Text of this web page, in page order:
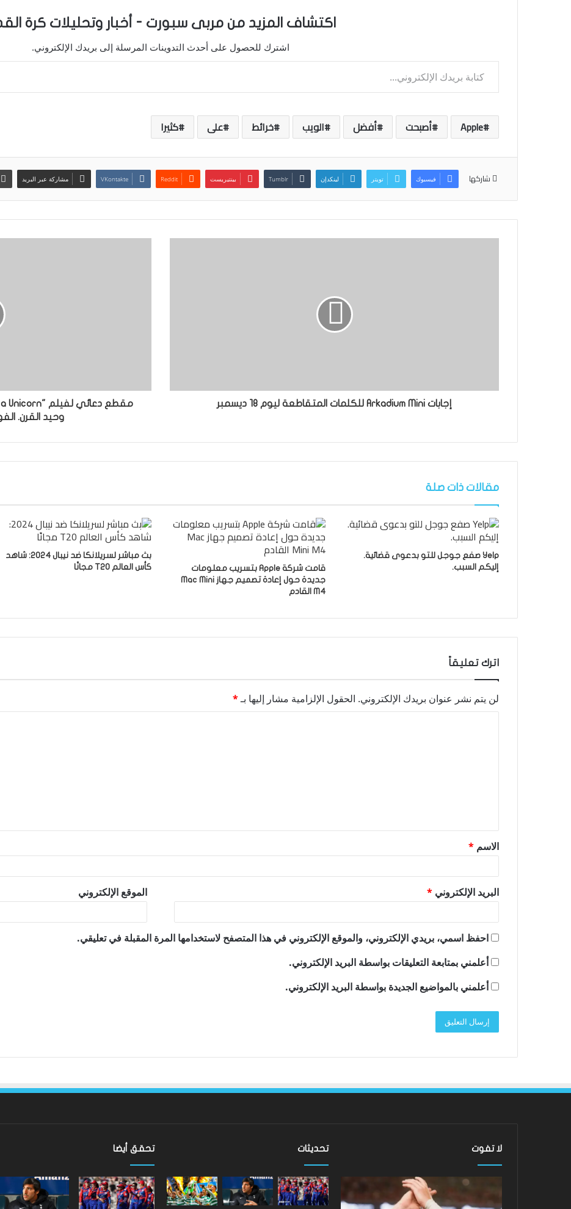
اكتشاف المزيد من مربى سبورت - أخبار وتحليلات كرة
اشترك للحصول على أحدث التدوينات المرسلة إلى بريدك الإلكتروني.
كتابة بريدك الإلكتروني...
Apple أصبحت أفضل الويب خرائط على كثيرا
شاركها فيسبوك تويتر لينكدإن بينتيريست مشاركة عبر البريد
إجابات Arkadium Mini للكلمات المتقاطعة ليوم 18 ديسمبر
وحيد القرن.
مقالات ذات صلة
Yelp صفع جوجل للتو بدعوى قضائية.
إليكم السبب.
قامت شركة Apple بتسريب معلومات
جديدة حول إعادة تصميم جهاز Mac Mini
M4 القادم
بث مباشر لسريلانكا ضد نيبال 2024: شاهد
كأس العالم T20 مجانًا
اترك تعليقاً
لن يتم نشر عنوان بريدك الإلكتروني. الحقول الإلزامية مشار إليها بـ*
ق
*
الاسم *
البريد الإلكتروني * الموقع الإلكتروني
احفظ اسمي، بريدي الإلكتروني، والموقع الإلكتروني في هذا المتصفح لاستخدامها المرة المقبلة في تعليقي.
أعلمني بمتابعة التعليقات بواسطة البريد الإلكتروني.
أعلمني بالمواضيع الجديدة بواسطة البريد الإلكتروني.
لا تفوت
ليفربول: نتائج
Hundred
تحديثات تحقق أيضا